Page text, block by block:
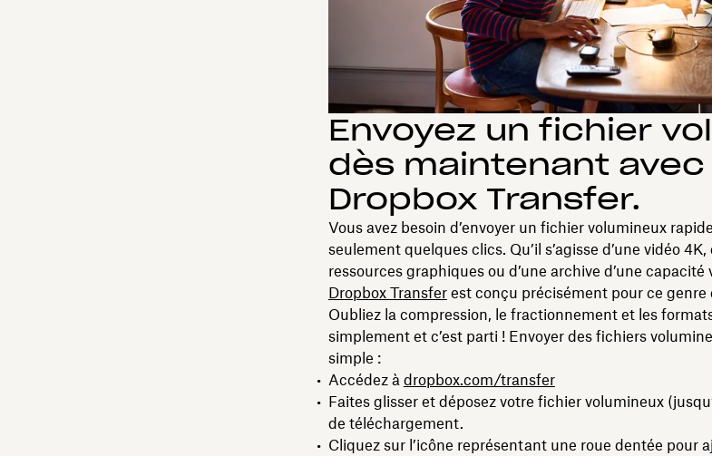
Envoyez un fichier
dès maintenant avec
Dropbox Transfer.
Vous avez besoin d’envoyer un fichier volumineux
seulement quelques clics. Qu’il s’agisse d’une vidéo
ressources graphiques ou d’une archive d’une capacité
Dropbox Transferest conçu précisément pour ce genre
Oubliez la compression, le fractionnement et les
simplement et c’est parti ! Envoyer des fichiers
simple :
Accédez à dropbox.com/transfer
Faites glisser et déposez votre fichier volumineux
de téléchargement.
Cliquez sur l’icône représentant une roue dentée pour